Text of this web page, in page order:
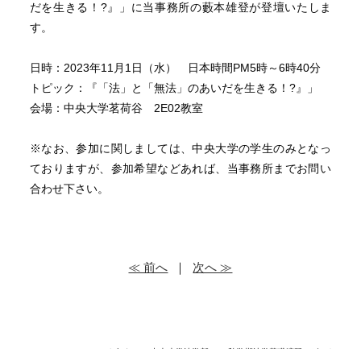
だを生きる！ ?』」に当事務所の藪本雄登が登壇いたしま
す。
日時：2023年11月1日（水） 日本時間PM5時～6時40分
トピック：『「法」と「無法」のあいだを生きる！?』」
会場：中央大学茗荷谷 2E02教室
※なお、参加に関しましては、中央大学の学生のみとなっ
ておりますが、参加希望などあれば、 当事務所までお問い
合わせ下さい。
≪ 前へ ｜ 次へ ≫